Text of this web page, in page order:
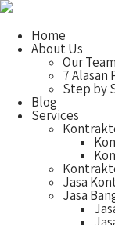
Home
About Us
Our Team
7 Alasan
Step by
Blog
Services
Jasa
Jasa